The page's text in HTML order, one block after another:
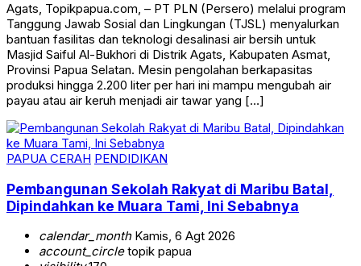
Agats, Topikpapua.com, – PT PLN (Persero) melalui program
Tanggung Jawab Sosial dan Lingkungan (TJSL) menyalurkan
bantuan fasilitas dan teknologi desalinasi air bersih untuk
Masjid Saiful Al-Bukhori di Distrik Agats, Kabupaten Asmat,
Provinsi Papua Selatan. Mesin pengolahan berkapasitas
produksi hingga 2.200 liter per hari ini mampu mengubah air
payau atau air keruh menjadi air tawar yang […]
PAPUA CERAH PENDIDIKAN
Pembangunan Sekolah Rakyat di Maribu Batal,
Dipindahkan ke Muara Tami, Ini Sebabnya
calendar_monthKamis, 6 Agt 2026
account_circletopik papua